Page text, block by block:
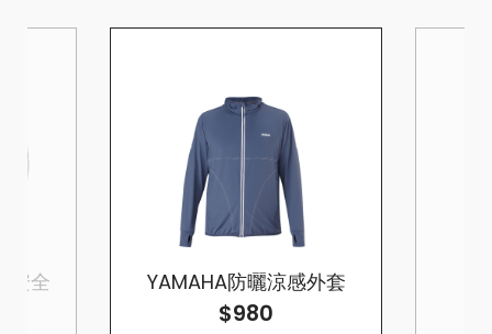
安全 YAMAHA防曬涼感外套
$980